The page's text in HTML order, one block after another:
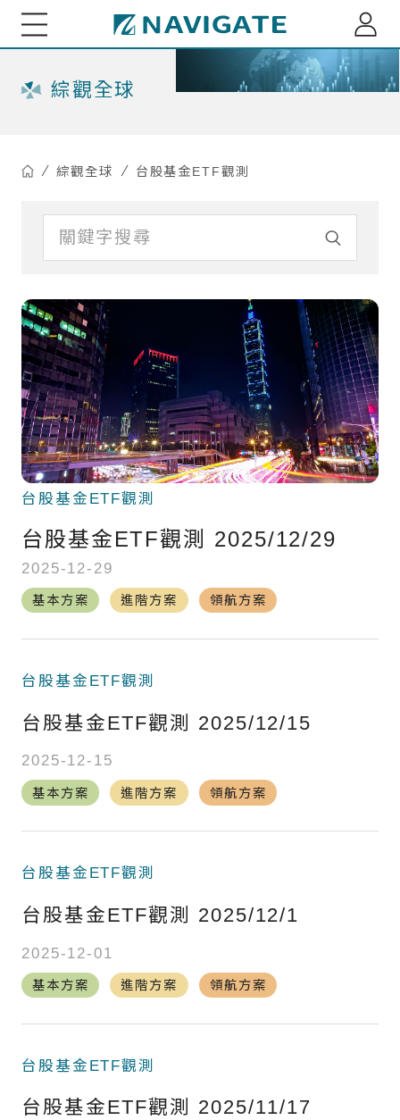
展新證券投資顧問股份有限公司 Navigate
關於我們
每月市場趨勢剖析
小老闆投資瞭望台
多重資產投組建議
精選台股投組建議
全球資金流向脈動
海外股債ETF觀測
深綠基金績效掃描
境外基金流向掃描
國際焦點黑馬個股
台股精選成長個股
國際名家深度觀察
全球不動產面面觀
重大訊息
訂閱介紹
綜觀全球
綜觀全球 台股基金ETF觀測
台股基金ETF觀測
台股基金ETF觀測 2025/12/29
2025-12-29
基本方案 進階方案 領航方案
台股基金ETF觀測
台股基金ETF觀測 2025/12/15
2025-12-15
基本方案 進階方案 領航方案
台股基金ETF觀測
台股基金ETF觀測 2025/12/1
2025-12-01
基本方案 進階方案 領航方案
台股基金ETF觀測
台股基金ETF觀測 2025/11/17